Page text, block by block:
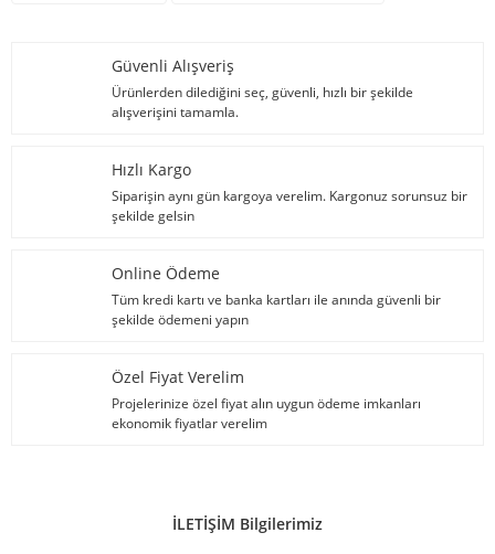
Güvenli Alışveriş
Ürünlerden dilediğini seç, güvenli, hızlı bir şekilde
alışverişini tamamla.
Hızlı Kargo
Siparişin aynı gün kargoya verelim. Kargonuz sorunsuz bir
şekilde gelsin
Online Ödeme
Tüm kredi kartı ve banka kartları ile anında güvenli bir
şekilde ödemeni yapın
Özel Fiyat Verelim
Projelerinize özel fiyat alın uygun ödeme imkanları
ekonomik fiyatlar verelim
İLETİŞİM Bilgilerimiz